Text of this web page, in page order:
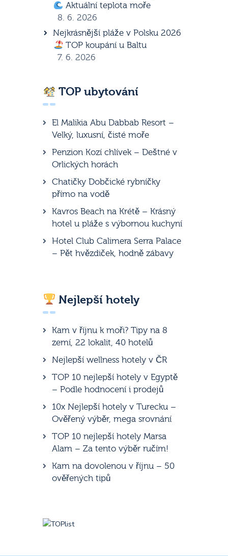
Aktuální teplota moře
8. 6. 2026
Nejkrásnější pláže v Polsku 2026
TOP koupání u Baltu
7. 6. 2026
TOP ubytování
El Malikia Abu Dabbab Resort –
Velký, luxusní, čisté moře
Penzion Kozí chlívek – Deštné v
Orlických horách
Chatičky Dobčické rybníčky
přímo na vodě
Kavros Beach na Krétě – Krásný
hotel u pláže s výbornou kuchyní
Hotel Club Calimera Serra Palace
– Pět hvězdiček, hodně zábavy
Nejlepší hotely
Kam v říjnu k moři? Tipy na 8
zemí, 22 lokalit, 40 hotelů
Nejlepší wellness hotely v ČR
TOP 10 nejlepší hotely v Egyptě
– Podle hodnocení i prodejů
10x Nejlepší hotely v Turecku –
Ověřený výběr, mega srovnání
TOP 10 nejlepší hotely Marsa
Alam – Za tento výběr ručím!
Kam na dovolenou v říjnu – 50
ověřených tipů